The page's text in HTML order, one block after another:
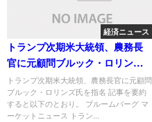
経済ニュース
トランプ次期米大統領、農務長
官に元顧問ブルック・ロリンズ
氏を指名
トランプ次期米大統領、農務長官に元顧問
ブルック・ロリンズ氏を指名 記事を要約
すると以下のとおり。 ブルームバーグ マ
ーケットニュース トラン...